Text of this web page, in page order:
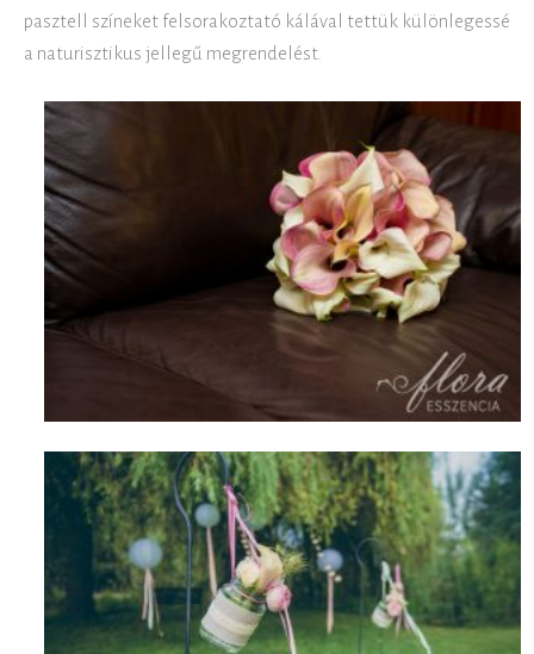
pasztell színeket felsorakoztató kálával tettük különlegessé
a naturisztikus jellegű megrendelést.